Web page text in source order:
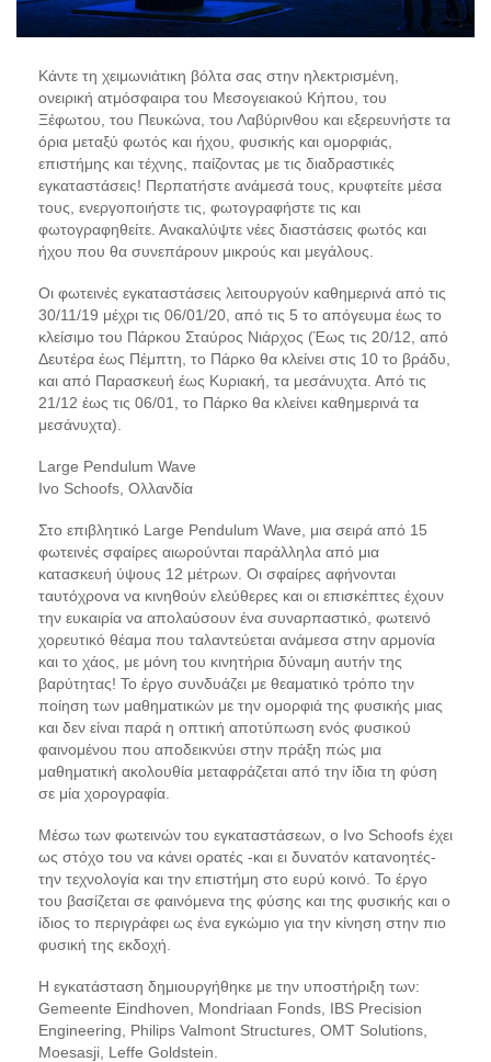
Κάντε τη χειμωνιάτικη βόλτα σας στην ηλεκτρισμένη,
ονειρική ατμόσφαιρα του Μεσογειακού Κήπου, του
Ξέφωτου, του Πευκώνα, του Λαβύρινθου και εξερευνήστε τα
όρια μεταξύ φωτός και ήχου, φυσικής και ομορφιάς,
επιστήμης και τέχνης, παίζοντας με τις διαδραστικές
εγκαταστάσεις! Περπατήστε ανάμεσά τους, κρυφτείτε μέσα
τους, ενεργοποιήστε τις, φωτογραφήστε τις και
φωτογραφηθείτε. Ανακαλύψτε νέες διαστάσεις φωτός και
ήχου που θα συνεπάρουν μικρούς και μεγάλους.
Οι φωτεινές εγκαταστάσεις λειτουργούν καθημερινά από τις
30/11/19 μέχρι τις 06/01/20, από τις 5 το απόγευμα έως το
κλείσιμο του Πάρκου Σταύρος Νιάρχος (Έως τις 20/12, από
Δευτέρα έως Πέμπτη, το Πάρκο θα κλείνει στις 10 το βράδυ,
και από Παρασκευή έως Κυριακή, τα μεσάνυχτα. Από τις
21/12 έως τις 06/01, το Πάρκο θα κλείνει καθημερινά τα
μεσάνυχτα).
Large Pendulum Wave
Ivo Schoofs, Ολλανδία
Στo επιβλητικό Large Pendulum Wave, μια σειρά από 15
φωτεινές σφαίρες αιωρούνται παράλληλα από μια
κατασκευή ύψους 12 μέτρων. Οι σφαίρες αφήνονται
ταυτόχρονα να κινηθούν ελεύθερες και οι επισκέπτες έχουν
την ευκαιρία να απολαύσουν ένα συναρπαστικό, φωτεινό
χορευτικό θέαμα που ταλαντεύεται ανάμεσα στην αρμονία
και το χάος, με μόνη του κινητήρια δύναμη αυτήν της
βαρύτητας! Το έργο συνδυάζει με θεαματικό τρόπο την
ποίηση των μαθηματικών με την ομορφιά της φυσικής μιας
και δεν είναι παρά η οπτική αποτύπωση ενός φυσικού
φαινομένου που αποδεικνύει στην πράξη πώς μια
μαθηματική ακολουθία μεταφράζεται από την ίδια τη φύση
σε μία χορογραφία.
Μέσω των φωτεινών του εγκαταστάσεων, ο Ivo Schoofs έχει
ως στόχο του να κάνει ορατές -και ει δυνατόν κατανοητές-
την τεχνολογία και την επιστήμη στο ευρύ κοινό. Το έργο
του βασίζεται σε φαινόμενα της φύσης και της φυσικής και ο
ίδιος το περιγράφει ως ένα εγκώμιο για την κίνηση στην πιο
φυσική της εκδοχή.
H εγκατάσταση δημιουργήθηκε με την υποστήριξη των:
Gemeente Eindhoven, Mondriaan Fonds, IBS Precision
Engineering, Philips Valmont Structures, OMT Solutions,
Moesasji, Leffe Goldstein.